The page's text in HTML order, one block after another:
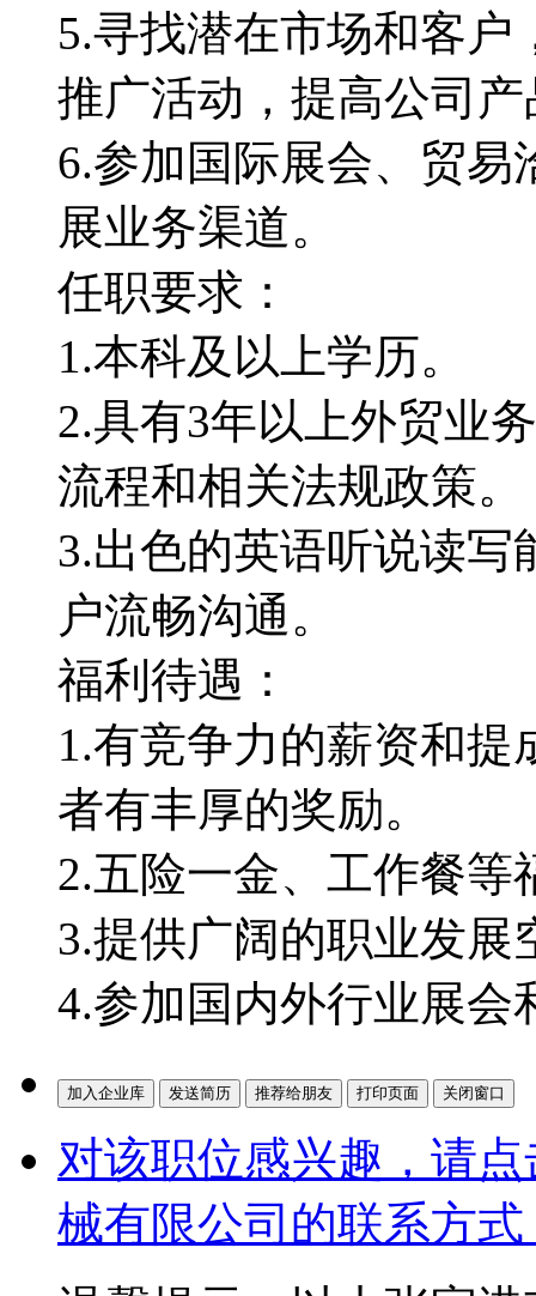
5.寻找潜在市场和客户
推广活动，提高公司
6.参加国际展会、贸易
展业务渠道。
任职要求：
1.本科及以上学历。
2.具有3年以上外贸业
流程和相关法规政策。
3.出色的英语听说读写
户流畅沟通。
福利待遇：
1.有竞争力的薪资和提
者有丰厚的奖励。
2.五险一金、工作餐等
3.提供广阔的职业发展
4.参加国内外行业展会
对该职位感兴趣，请
械有限公司的联系方式